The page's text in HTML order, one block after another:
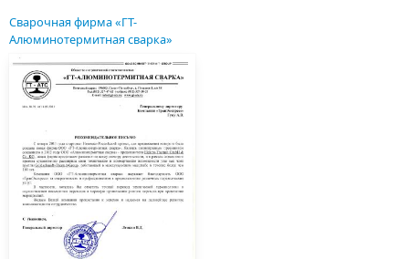
Сварочная фирма «ГТ-
Алюминотермитная сварка»